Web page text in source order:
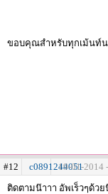
ขอบคุณสำหรับทุกเม้นท์
#12 c0891244051
19-01-2014
ติดตามน๊าาา อัพเร็วๆด้วย